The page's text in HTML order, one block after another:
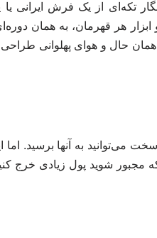
تکه‌ای از یک فرش ایرانی یا
هر قهرمان، به همان دوره‌ای
حال و هوای پهلوانی
می‌توانید به آنها برسید.
شوید پول زیادی خرج کنید،